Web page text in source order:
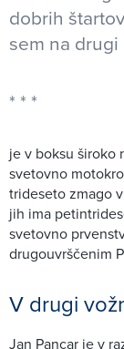
dobrih
sem na
je v boksu široko
svetovno
trideseto zmago
jih ima
svetovno
drugouvrščenim
V drugi
Jan Pancar je v